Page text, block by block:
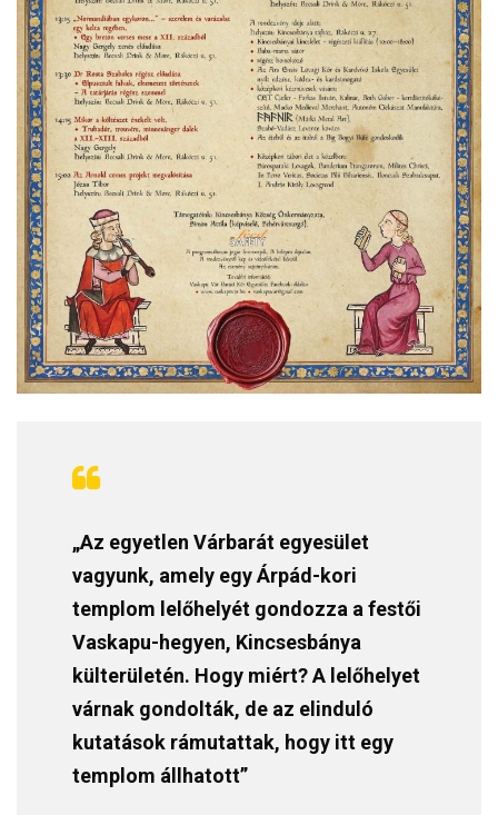
„Az egyetlen Várbarát egyesület
vagyunk, amely egy Árpád-kori
templom lelőhelyét gondozza a festői
Vaskapu-hegyen, Kincsesbánya
külterületén. Hogy miért? A lelőhelyet
várnak gondolták, de az elinduló
kutatások rámutattak, hogy itt egy
templom állhatott”